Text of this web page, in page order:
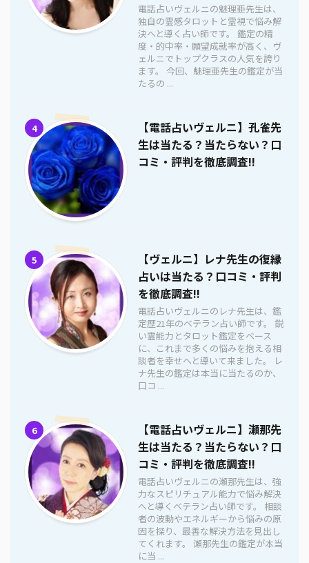
電話占いヴェルニの魅理亜先生は、
独自の霊感タロットと霊視で悩み解
決へと導く占い師です。 鑑定の精
度・的中率・願望成就率が高く、ヴ
ェルニでトップクラスの人気を誇り
ます。 今回、魅理亜先生の鑑定が当
たるの ...
4
【電話占いヴェルニ】孔雀先
生は当たる？当たらない？口
コミ・評判を徹底調査!!
5
【ヴェルニ】レナ先生の復縁
占いは当たる？口コミ・評判
を徹底調査!!
電話占いヴェルニのレナ先生は、鑑
定歴21年のベテラン占い師です。 鋭
い霊能力とタロット鑑定をベース
に、これまで多くの悩みを抱える相
談者を幸せへと導いて来ました。 レ
ナ先生の鑑定は本当に当たるのか、
口コ ...
6
【電話占いヴェルニ】瀬那先
生は当たる？当たらない？口
コミ・評判を徹底調査!!
電話占いヴェルニの瀬那先生は、強
力なスピリチュアル能力で悩み解決
へと導くベテラン占い師です。 相談
者の波動やエネルギーから悩みの原
因を探り、最善な解決方法を見出し
てくれます。 瀬那先生の鑑定が本当
に当 ...